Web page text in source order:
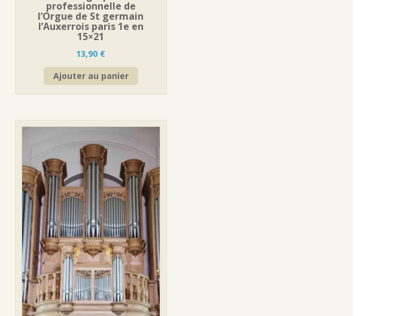
professionnelle de
l’Orgue de St germain
l’Auxerrois paris 1e en
15×21
13,90 €
Ajouter au panier